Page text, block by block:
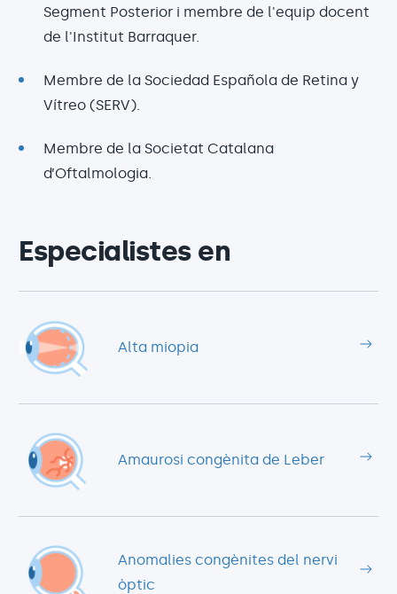
Segment Posterior i membre de l'equip docent
de l'Institut Barraquer.
Membre de la Sociedad Española de Retina y
Vítreo (SERV).
Membre de la Societat Catalana
d’Oftalmologia.
Especialistes en
Alta miopia
Amaurosi congènita de Leber
Anomalies congènites del nervi
òptic